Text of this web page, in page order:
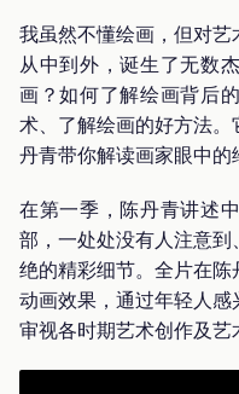
我虽然不懂绘画，但对艺
从中到外，诞生了无数
画？如何了解绘画背后
术、了解绘画的好方法
丹青带你解读画家眼中的
在第一季，陈丹青讲述
部，一处处没有人注意
绝的精彩细节。全片在
动画效果，通过年轻人
审视各时期艺术创作及艺